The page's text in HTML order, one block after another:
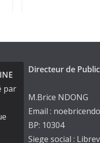
par
Directeur de
M.Brice NDONG
Email :
BP: 10304
Siege social :